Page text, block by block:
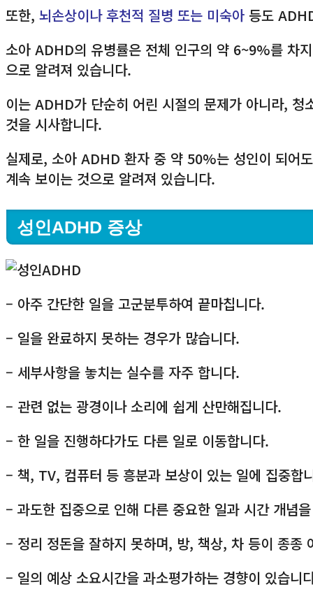
또한, 뇌손상이나 후천적 질병 또는 미숙아 등도
소아 ADHD의 유병률은 전체 인구의 약 6~9%를 차
으로 알려져 있습니다.
이는 ADHD가 단순히 어린 시절의 문제가 아니라,
것을 시사합니다.
실제로, 소아 ADHD 환자 중 약 50%는 성인이 되어
계속 보이는 것으로 알려져 있습니다.
성인ADHD 증상
– 아주 간단한 일을 고군분투하여 끝마칩니다.
– 일을 완료하지 못하는 경우가 많습니다.
– 세부사항을 놓치는 실수를 자주 합니다.
– 관련 없는 광경이나 소리에 쉽게 산만해집니다.
– 한 일을 진행하다가도 다른 일로 이동합니다.
– 책, TV, 컴퓨터 등 흥분과 보상이 있는 일에 집중합
– 과도한 집중으로 인해 다른 중요한 일과 시간 개념
– 정리 정돈을 잘하지 못하며, 방, 책상, 차 등이 종종
– 일의 예상 소요시간을 과소평가하는 경향이 있습니